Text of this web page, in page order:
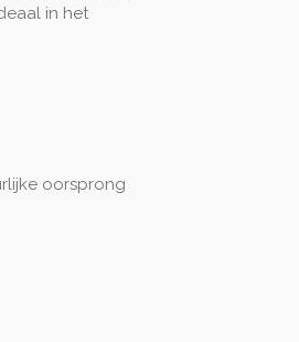
in het
oorsprong